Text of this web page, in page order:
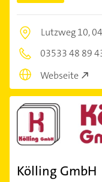
Lutzweg 10,
03533 48 89
Webseite
Kölling GmbH